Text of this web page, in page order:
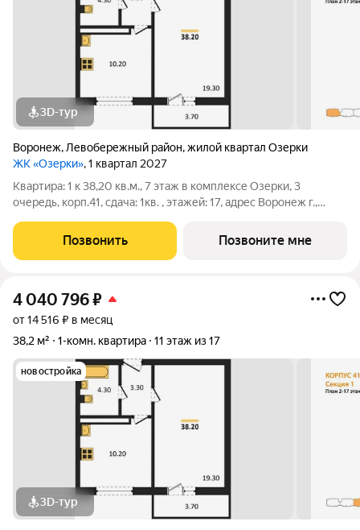
3D-тур
Воронеж, Левобережный район,жилой квартал Озерки
ЖК «Озерки», 1 квартал 2027
Квартира: 1 к 38,20 кв.м., 7 этаж в комплексе Озерки, 3
очередь, корп.41, сдача: 1кв. , этажей: 17, адрес Воронеж г.,
Позвонить Позвоните мне
4 040 796₽
от 14 516 ₽ в месяц
38,2 м²
1-комн. квартира 11 этаж из 17
новостройка
3D-тур